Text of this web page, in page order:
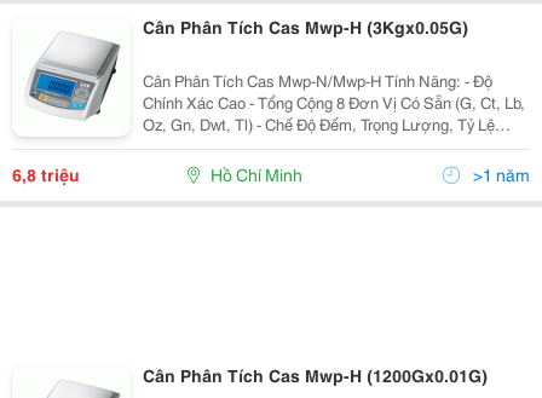
Cân Phân Tích Cas Mwp-H (3Kgx0.05G)
Cân Phân Tích Cas Mwp-N/Mwp-H Tính Năng: - Độ
Chính Xác Cao - Tổng Cộng 8 Đơn Vị Có Sẵn (G, Ct, Lb,
Oz, Gn, Dwt, Tl) - Chế Độ Đếm, Trọng Lượng, Tỷ Lệ
Phần Trăm - Tự Động Đèn Nền Màu Xanh (80 Giờ Sử
6,8 triệu Hồ Chí Minh >1 năm
Cân Phân Tích Cas Mwp-H (1200Gx0.01G)